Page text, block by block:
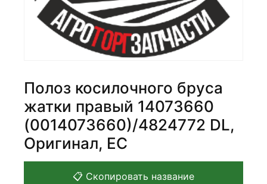
Полоз косилочного бруса
жатки правый 14073660
(0014073660)/4824772 DL,
Оригинал, ЕС
📋 Скопировать название